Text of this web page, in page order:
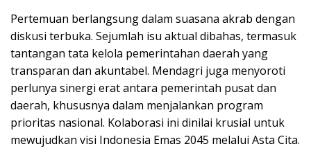
Pertemuan berlangsung dalam suasana akrab dengan
diskusi terbuka. Sejumlah isu aktual dibahas, termasuk
tantangan tata kelola pemerintahan daerah yang
transparan dan akuntabel. Mendagri juga menyoroti
perlunya sinergi erat antara pemerintah pusat dan
daerah, khususnya dalam menjalankan program
prioritas nasional. Kolaborasi ini dinilai krusial untuk
mewujudkan visi Indonesia Emas 2045 melalui Asta Cita.